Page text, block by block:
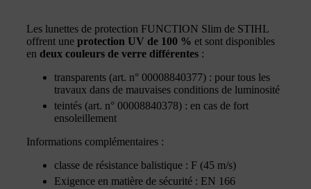
Les lunettes de protection FUNCTION Slim de STIHL
offrent une protection UV de 100 % et sont disponibles
en deux couleurs de verre différentes :
transparents (art. n° 00008840377) : pour tous les
travaux dans de mauvaises conditions de luminosité
teintés (art. n° 00008840378) : en cas de fort
ensoleillement
Informations complémentaires :
classe de résistance balistique : F (45 m/s)
Exigence en matière de sécurité : EN 166